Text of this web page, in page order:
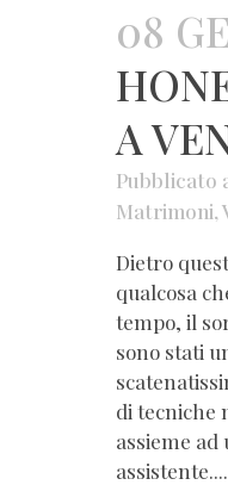
08
A
Pubblicato
Matrimoni,
Dietro
qualcosa
tempo, il
sono stati
di tecniche
assieme ad
assistente....